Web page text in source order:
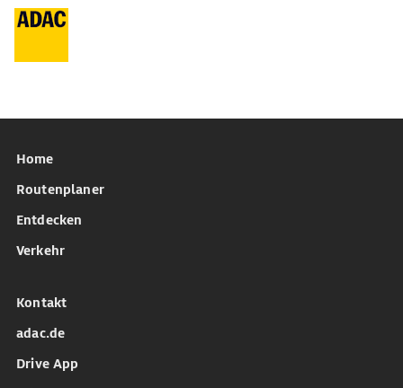
Home
Routenplaner
Entdecken
Verkehr
Kontakt
adac.de
Drive App